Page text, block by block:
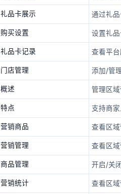
礼品卡展示 通过礼
购买设置 设置礼
礼品卡记录 查看平
门店管理 添加/管
概述 管理区
特点 支持商
营销商品 查看区
营销管理 查看区
商品管理 开启/关
营销统计 查看区